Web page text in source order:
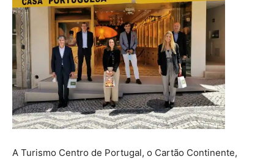
A Turismo Centro de Portugal, o Cartão Continente,